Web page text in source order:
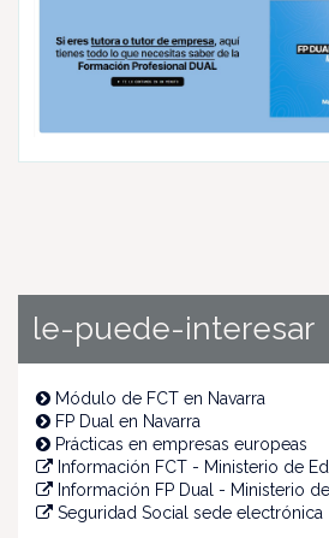
le-puede-interesar
Módulo de FCT en Navarra
FP Dual en Navarra
Prácticas en empresas europeas
Información FCT - Ministerio de
Información FP Dual - Ministerio
Seguridad Social sede electrónica